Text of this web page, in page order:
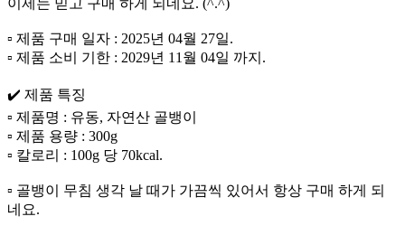
이제는 믿고 구매 하게 되네요. (^.^)
▫️ 제품 구매 일자 : 2025년 04월 27일.
▫️ 제품 소비 기한 : 2029년 11월 04일 까지.
✔️ 제품 특징
▫️ 제품명 : 유동, 자연산 골뱅이
▫️ 제품 용량 : 300g
▫️ 칼로리 : 100g 당 70kcal.
▫️ 골뱅이 무침 생각 날 때가 가끔씩 있어서 항상 구매 하게 되
네요.